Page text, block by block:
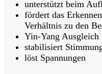
unterstützt beim
fördert das
Verhältnis zu den
Yin-Yang Ausgleich
stabilisiert
löst Spannungen